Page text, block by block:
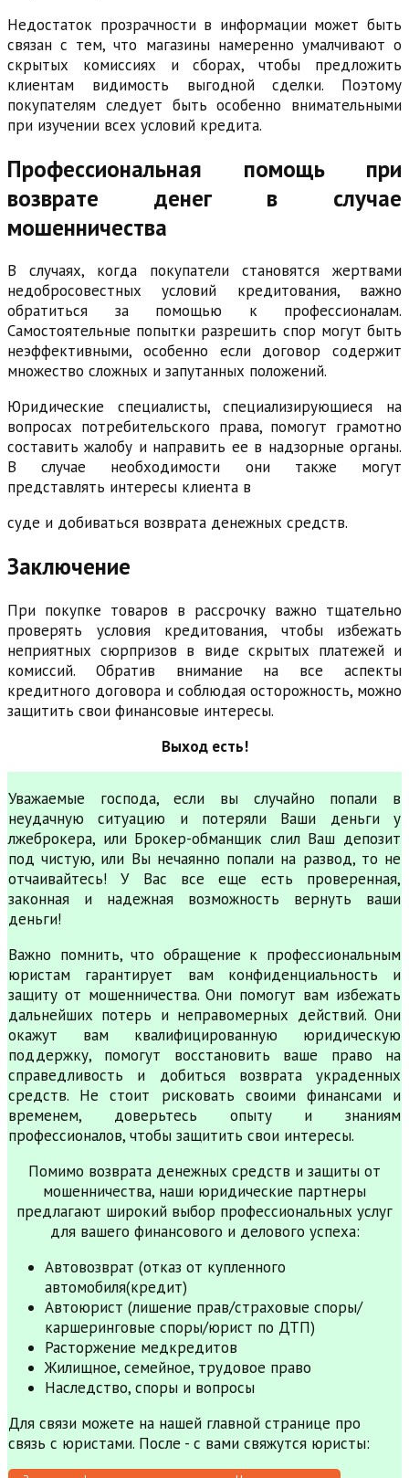
Недостаток прозрачности в информации может быть
связан с тем, что магазины намеренно умалчивают о
скрытых комиссиях и сборах, чтобы предложить
клиентам видимость выгодной сделки. Поэтому
покупателям следует быть особенно внимательными
при изучении всех условий кредита.
Профессиональная помощь при
возврате денег в случае
мошенничества
В случаях, когда покупатели становятся жертвами
недобросовестных условий кредитования, важно
обратиться за помощью к профессионалам.
Самостоятельные попытки разрешить спор могут быть
неэффективными, особенно если договор содержит
множество сложных и запутанных положений.
Юридические специалисты, специализирующиеся на
вопросах потребительского права, помогут грамотно
составить жалобу и направить ее в надзорные органы.
В случае необходимости они также могут
представлять интересы клиента в
суде и добиваться возврата денежных средств.
Заключение
При покупке товаров в рассрочку важно тщательно
проверять условия кредитования, чтобы избежать
неприятных сюрпризов в виде скрытых платежей и
комиссий. Обратив внимание на все аспекты
кредитного договора и соблюдая осторожность, можно
защитить свои финансовые интересы.
Выход есть!
Уважаемые господа, если вы случайно попали в
неудачную ситуацию и потеряли Ваши деньги у
лжеброкера, или Брокер-обманщик слил Ваш депозит
под чистую, или Вы нечаянно попали на развод, то не
отчаивайтесь! У Вас все еще есть проверенная,
законная и надежная возможность вернуть ваши
деньги!
Важно помнить, что обращение к профессиональным
юристам гарантирует вам конфиденциальность и
защиту от мошенничества. Они помогут вам избежать
дальнейших потерь и неправомерных действий. Они
окажут вам квалифицированную юридическую
поддержку, помогут восстановить ваше право на
справедливость и добиться возврата украденных
средств. Не стоит рисковать своими финансами и
временем, доверьтесь опыту и знаниям
профессионалов, чтобы защитить свои интересы.
Помимо возврата денежных средств и защиты от
мошенничества, наши юридические партнеры
предлагают широкий выбор профессиональных услуг
для вашего финансового и делового успеха:
Автовозврат (отказ от купленного
автомобиля(кредит)
Автоюрист (лишение прав/страховые споры/
каршеринговые споры/юрист по ДТП)
Расторжение медкредитов
Жилищное, семейное, трудовое право
Наследство, споры и вопросы
Для связи можете на нашей главной странице про
связь с юристами. После - с вами свяжутся юристы: